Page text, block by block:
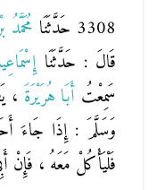
3308 حَدَّثَنَا مُحَمَّدُ
قَالَ : حَدَّثَنَا
سَمِعْتُ أَبَا هُرَيْرَةَ ،
وَسَلَّمَ : إِذَا جَاءَ
فَلْيَأْكُلْ مَعَهُ ، فَإِنْ